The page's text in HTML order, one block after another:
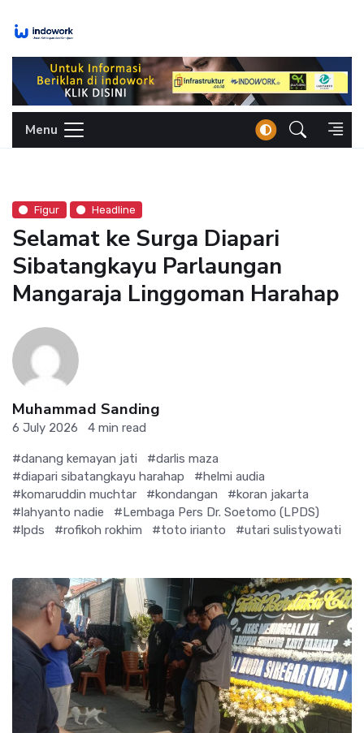
Menu
Figur Headline
Selamat ke Surga Diapari
Sibatangkayu Parlaungan
Mangaraja Linggoman Harahap
Muhammad Sanding
6 July 2026 4 min read
#danang kemayan jati
#darlis maza
#diapari sibatangkayu harahap
#helmi audia
#komaruddin muchtar
#kondangan
#koran jakarta
#lahyanto nadie
#Lembaga Pers Dr. Soetomo (LPDS)
#lpds
#rofikoh rokhim #toto irianto #utari sulistyowati